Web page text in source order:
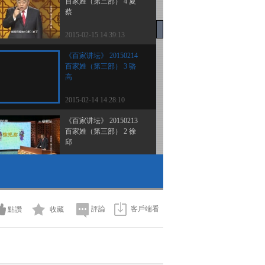
蔡
2015-02-15 14:39:13
《百家讲坛》 20150214
百家姓（第三部） 3 骆
高
2015-02-14 14:28:10
《百家讲坛》 20150213
百家姓（第三部） 2 徐
邱
2015-02-12 13:14:08
中国故事·爱国篇 18 邓世
點讚 收藏 評論 客戶端看